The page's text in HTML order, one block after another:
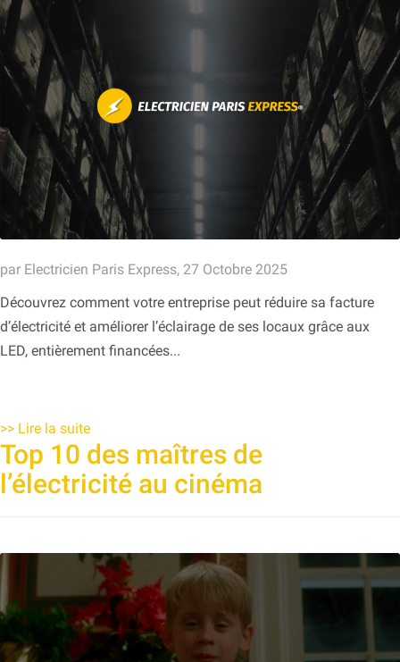
par Electricien Paris Express, 27 Octobre 2025
Découvrez comment votre entreprise peut réduire sa facture
d’électricité et améliorer l’éclairage de ses locaux grâce aux
LED, entièrement financées...
>> Lire la suite
Top 10 des maîtres de
l’électricité au cinéma